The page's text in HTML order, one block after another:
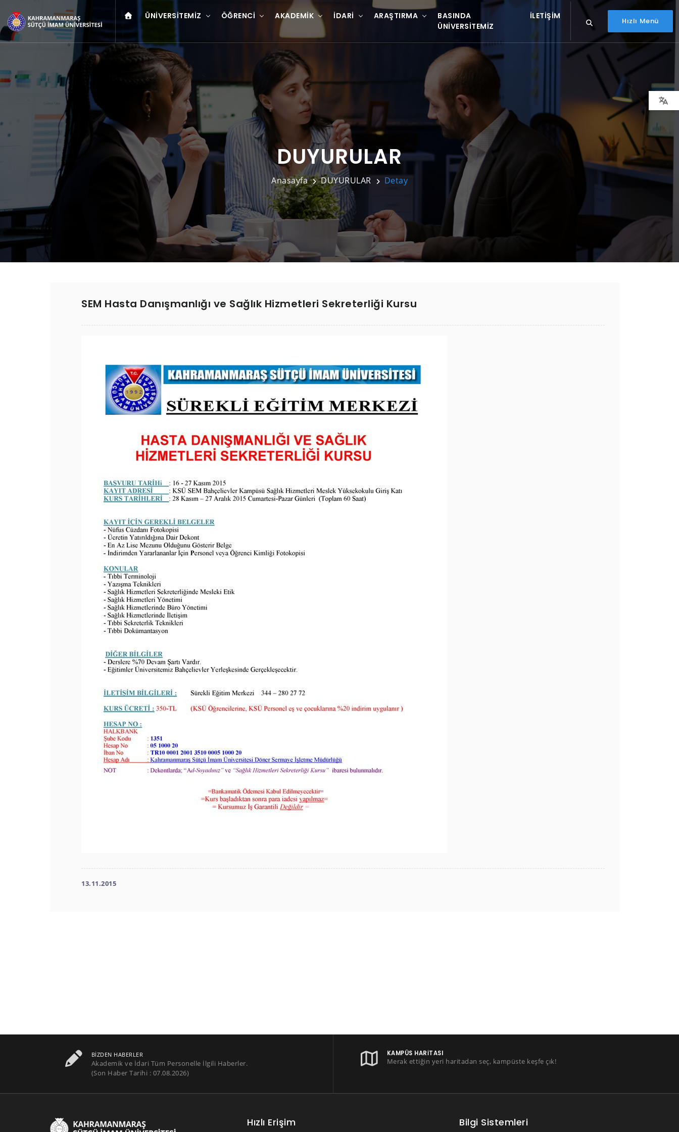
ÜNIVERSITEMIZ ÖĞRENCI AKADEMIK İDARI ARAŞTIRMA
BASINDA
ÜNIVERSITEMIZ
İLETIŞIM
Hızlı Menü
DUYURULAR
Anasayfa DUYURULAR Detay
SEM Hasta Danışmanlığı ve Sağlık Hizmetleri Sekreterliği Kursu
13.11.2015
BIZDEN HABERLER
Akademik ve İdari Tüm Personelle İlgili Haberler.
(Son Haber Tarihi : 07.08.2026)
KAMPÜS HARITASI
Merak ettiğin yeri haritadan seç, kampüste keşfe çık!
Hızlı Erişim Bilgi Sistemleri